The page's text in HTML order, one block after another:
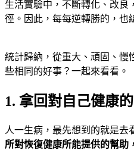
生活實驗中，不斷轉化、改良
徑。因此，每每逆轉勝的，也
統計歸納，從重大、頑固、慢
些相同的好事？一起來看看。
1. 拿回對自己健康
人一生病，最先想到的就是去
所對恢復健康所能提供的幫助